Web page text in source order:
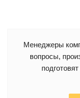
Менеджеры
вопросы,